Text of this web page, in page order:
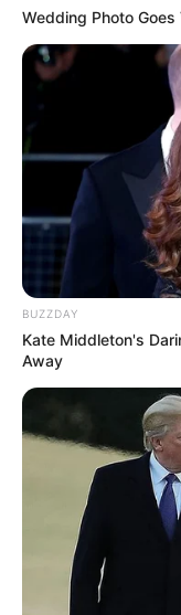
Wedding Photo
BUZZDAY
Kate Middleton's
Away